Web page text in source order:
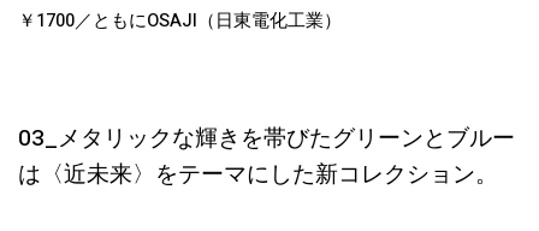
￥1700／ともにOSAJI（日東電化工業）
03_メタリックな輝きを帯びたグリーンとブルー
は〈近未来〉をテーマにした新コレクション。